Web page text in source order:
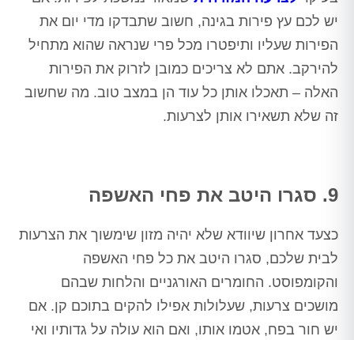
יש לכם עץ פירות בגינה, חשוב שתבדקו מדי יום את
הפירות שעליו ותיפטרו מכל פרי שנראה שהוא מתחיל
להירקב. אתם לא צריכים כמובן לזרוק את הפירות
האלה – תאכלו אותן כל עוד הן במצב טוב. מה שחשוב
זה שלא תשאירו אותן לצרעות.
9. סגרו היטב את פחי האשפה
כצעד אחרון שיוודא שלא יהיה מזון שימשוך את הצרעות
לבית שלכם, סגרו היטב את כל פחי האשפה
והקומפוסט. החומרים האורגניים והלחות שבהם
מושכים צרעות, שעלולות אפילו להקים בתוכם קן. אם
יש חור בפח, אטמו אותו, ואם הוא עולה על גדותיו ואי